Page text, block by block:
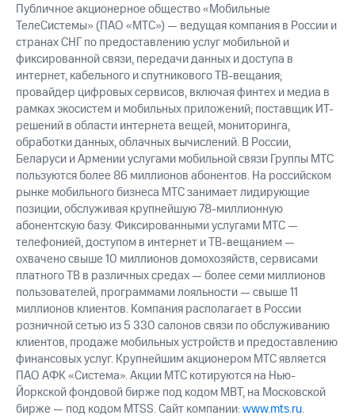
Публичное акционерное общество «Мобильные
ТелеСистемы» (ПАО «МТС») — ведущая компания в России и
странах СНГ по предоставлению услуг мобильной и
фиксированной связи, передачи данных и доступа в
интернет, кабельного и спутникового ТВ-вещания;
провайдер цифровых сервисов, включая финтех и медиа в
рамках экосистем и мобильных приложений; поставщик ИТ-
решений в области интернета вещей, мониторинга,
обработки данных, облачных вычислений. В России,
Беларуси и Армении услугами мобильной связи Группы МТС
пользуются более 86 миллионов абонентов. На российском
рынке мобильного бизнеса МТС занимает лидирующие
позиции, обслуживая крупнейшую78-миллионную
абонентскую базу. Фиксированными услугами МТС —
телефонией, доступом в интернет и ТВ-вещанием —
охвачено свыше 10 миллионов домохозяйств, сервисами
платного ТВ в различных средах — более семи миллионов
пользователей, программами лояльности — свыше 11
миллионов клиентов. Компания располагает в России
розничной сетью из 5 330 салонов связи по обслуживанию
клиентов, продаже мобильных устройств и предоставлению
финансовых услуг. Крупнейшим акционером МТС является
ПАО АФК «Система». Акции МТС котируются на Нью-
Йоркской фондовой бирже под кодом MBT, на Московской
бирже — под кодом MTSS. Сайт компании:www.mts.ru.